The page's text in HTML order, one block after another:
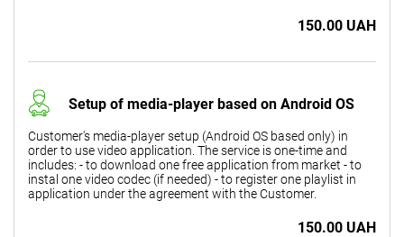
150.00 UAH
Setup of media-player based on Android OS
Customer's media-player setup (Android OS based only) in
order to use video application. The service is one-time and
includes: - to download one free application from market - to
instal one video codec (if needed) - to register one playlist in
application under the agreement with the Customer.
150.00 UAH